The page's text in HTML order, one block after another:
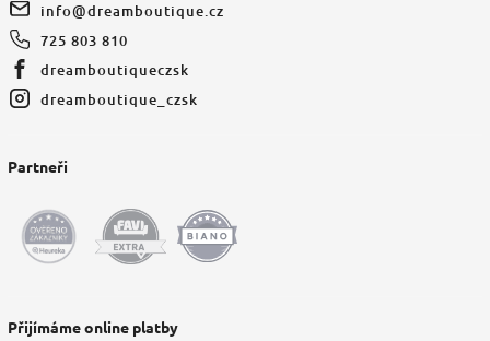
info@dreamboutique.cz
725 803 810
dreamboutiqueczsk
dreamboutique_czsk
Partneři
Přijímáme online platby